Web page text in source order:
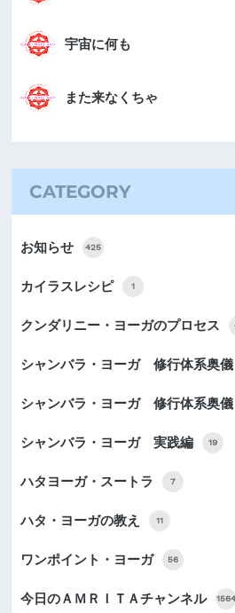
宇宙に何も
また来なくちゃ
CATEGORY
お知らせ 425
カイラスレシピ 1
クンダリニー・ヨーガのプロセス
シャンバラ・ヨーガ 修行体系奥
シャンバラ・ヨーガ 修行体系奥
シャンバラ・ヨーガ 実践編 19
ハタヨーガ・スートラ 7
ハタ・ヨーガの教え 11
ワンポイント・ヨーガ 56
今日のＡＭＲＩＴＡチャンネル